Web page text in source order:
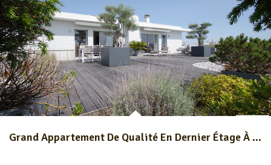
Grand Appartement De Qualité En Dernier Étage À 2 Pas Du...